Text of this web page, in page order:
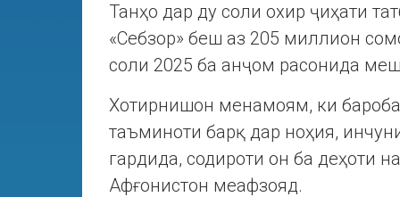
Танҳо дар ду соли охир ҷиҳати
«Себзор» беш аз 205 миллион
соли 2025 ба анҷом расонида
Хотирнишон менамоям, ки
таъминоти барқ дар ноҳия,
гардида, содироти он ба деҳоти
Афғонистон меафзояд.